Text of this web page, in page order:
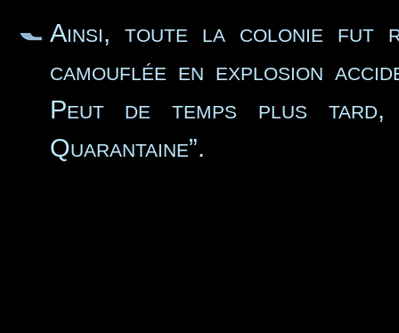
Ainsi, toute la colonie fut
camouflée en explosion
Peut de temps plus
Quarantaine”.